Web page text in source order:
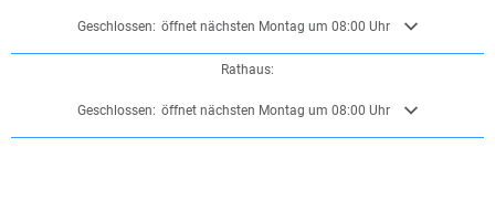
Klicken, um weitere Öffnungs- oder Schließzeiten auszublenden
Geschlossen: öffnet nächsten Montag um 08:00 Uhr
Rathaus:
Klicken, um weitere Öffnungs- oder Schließzeiten auszublenden
Geschlossen: öffnet nächsten Montag um 08:00 Uhr